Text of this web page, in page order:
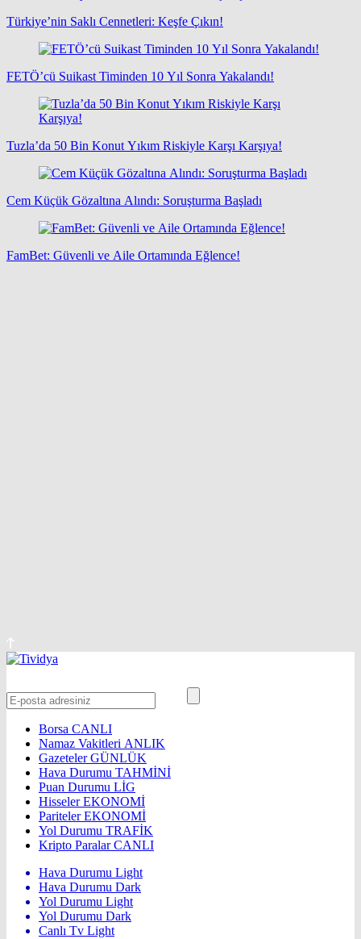
Türkiye’nin Saklı Cennetleri: Keşfe Çıkın!
FETÖ’cü Suikast Timinden 10 Yıl Sonra Yakalandı!
Tuzla’da 50 Bin Konut Yıkım Riskiyle Karşı Karşıya!
Cem Küçük Gözaltına Alındı: Soruşturma Başladı
FamBet: Güvenli ve Aile Ortamında Eğlence!
Borsa CANLI
Namaz Vakitleri ANLIK
GazetelerGÜNLÜK
Hava Durumu TAHMİNİ
Puan Durumu LİG
HisselerEKONOMİ
ParitelerEKONOMİ
Yol Durumu TRAFİK
Kripto ParalarCANLI
Hava Durumu Light
Hava Durumu Dark
Yol Durumu Light
Yol Durumu Dark
Canlı Tv Light